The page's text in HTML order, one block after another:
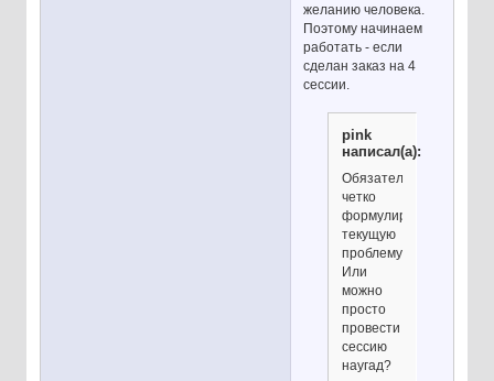
желанию человека.
Поэтому начинаем
работать - если
сделан заказ на 4
сессии.
pink
написал(а):
Обязательно
четко
формулировать
текущую
проблему?
Или
можно
просто
провести
сессию
наугад?